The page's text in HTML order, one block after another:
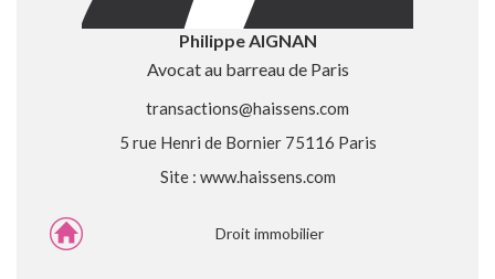
Philippe AIGNAN
Avocat au barreau de Paris
transactions@haissens.com
5 rue Henri de Bornier 75116 Paris
Site : www.haissens.com
Droit immobilier